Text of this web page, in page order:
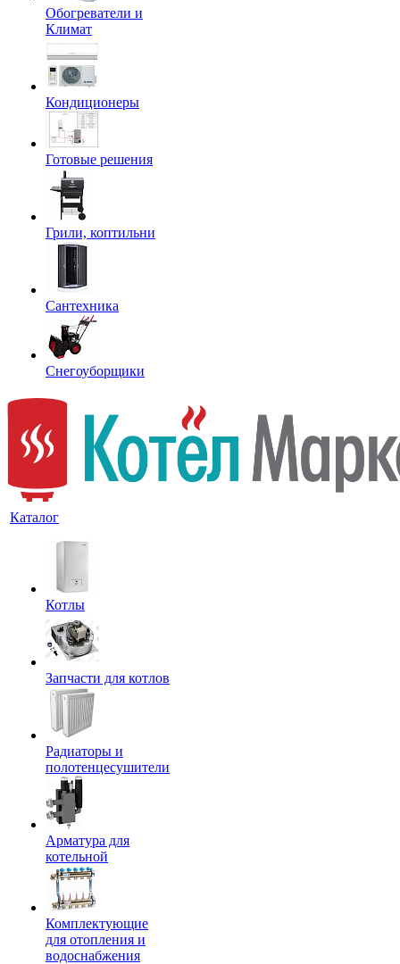
Обогреватели и
Климат
Кондиционеры
Готовые решения
Грили, коптильни
Сантехника
Снегоуборщики
Каталог
Котлы
Запчасти для котлов
Радиаторы и
полотенцесушители
Арматура для
котельной
Комплектующие
для отопления и
водоснабжения